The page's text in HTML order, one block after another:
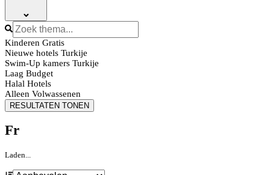
Kinderen Gratis
Nieuwe hotels Turkije
Swim-Up kamers Turkije
Laag Budget
Halal Hotels
Alleen Volwassenen
RESULTATEN TONEN
Fr
Laden...